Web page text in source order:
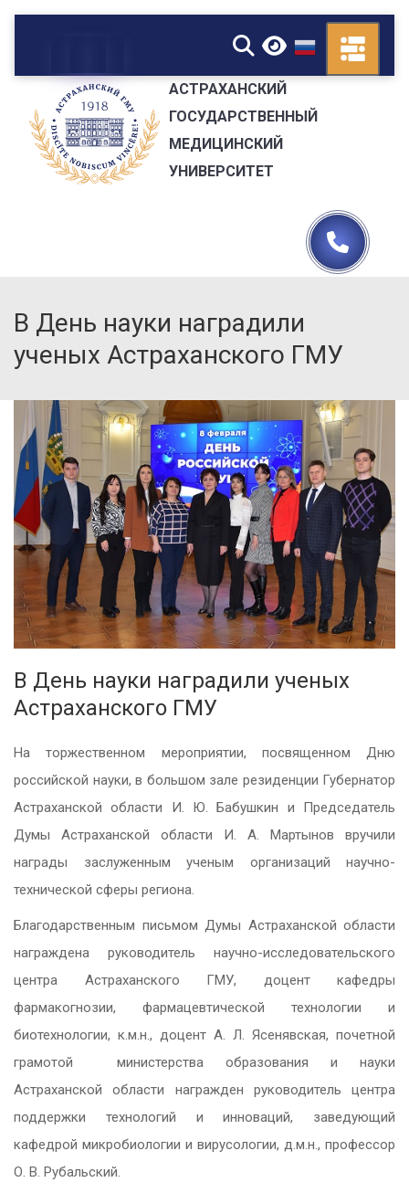
▼
АСТРАХАНСКИЙ
ГОСУДАРСТВЕННЫЙ
МЕДИЦИНСКИЙ
УНИВЕРСИТЕТ
В День науки наградили
ученых Астраханского ГМУ
В День науки наградили ученых
Астраханского ГМУ
На торжественном мероприятии, посвященном Дню
российской науки, в большом зале резиденции Губернатор
Астраханской области И. Ю. Бабушкин и Председатель
Думы Астраханской области И. А. Мартынов вручили
награды заслуженным ученым организаций научно-
технической сферы региона.
Благодарственным письмом Думы Астраханской области
награждена руководитель научно-исследовательского
центра Астраханского ГМУ, доцент кафедры
фармакогнозии, фармацевтической технологии и
биотехнологии, к.м.н., доцент А. Л. Ясенявская, почетной
грамотой министерства образования и науки
Астраханской области награжден руководитель центра
поддержки технологий и инноваций, заведующий
кафедрой микробиологии и вирусологии, д.м.н., профессор
О. В. Рубальский.